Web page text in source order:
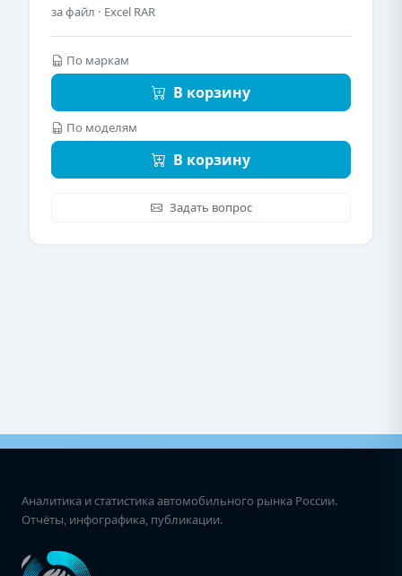
за файл · Excel RAR
По маркам
В корзину
По моделям
В корзину
Задать вопрос
Аналитика и статистика автомобильного рынка России.
Отчёты, инфографика, публикации.